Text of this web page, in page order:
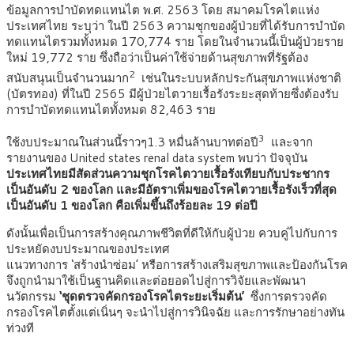
ข้อมูลการบำบัดทดแทนไต พ.ศ. 2563 โดย สมาคมโรคไตแห่ง
ประเทศไทย ระบุว่า ในปี 2563 ความชุกของผู้ป่วยที่ได้รับการบำบัด
ทดแทนไตรวมทั้งหมด 170,774 ราย โดยในจำนวนนี้เป็นผู้ป่วยราย
ใหม่ 19,772 ราย ซึ่งถือว่าเป็นค่าใช้จ่ายด้านสุขภาพที่รัฐต้อง
สนับสนุนเป็นจำนวนมาก2 เช่นในระบบหลักประกันสุขภาพแห่งชาติ
(บัตรทอง) ที่ในปี 2565 มีผู้ป่วยไตวายเรื้อรังระยะสุดท้ายซึ่งต้องรับ
การบำบัดทดแทนไตทั้งหมด 82,463 ราย
ใช้งบประมาณในส่วนนี้ราวๆ1.3 หมื่นล้านบาทต่อปี3
และจาก
รายงานของ United states renal data system พบว่า ปัจจุบัน
ประเทศไทยมีสัดส่วนความชุกโรคไตวายเรื้อรังเทียบกับประชากร
เป็นอันดับ 2 ของโลก และมีอัตราเพิ่มของโรคไตวายเรื้อรังเร็วที่สุด
เป็นอันดับ 1 ของโลก คือเพิ่มขึ้นถึงร้อยละ 19 ต่อปี
ดังนั้นเพื่อเป็นการสร้างคุณภาพชีวิตที่ดีให้กับผู้ป่วย ควบคู่ไปกับการ
ประหยัดงบประมาณของประเทศ
แนวทางการ ‘สร้างนำซ่อม’ หรือการสร้างเสริมสุขภาพและป้องกันโรค
จึงถูกนำมาใช้เป็นฐานคิดและต่อยอดไปสู่การวิจัยและพัฒนา
นวัตกรรม ‘ชุดตรวจคัดกรองโรคไตระยะเริ่มต้น’ ซึ่งการตรวจคัด
กรองโรคไตตั้งแต่เนิ่นๆ จะนำไปสู่การวินิจฉัย และการรักษาอย่างทัน
ท่วงที